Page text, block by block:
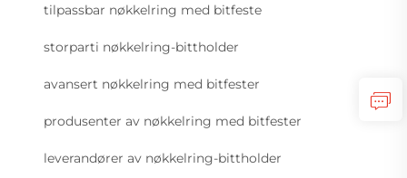
tilpassbar nøkkelring med bitfeste
storparti nøkkelring-bittholder
avansert nøkkelring med bitfester
produsenter av nøkkelring med bitfester
leverandører av nøkkelring-bittholder